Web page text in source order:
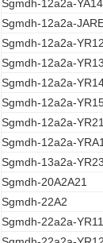
Sgmdh-12a2a-YA14
Sgmdh-12a2a-
Sgmdh-12a2a-YR12
Sgmdh-12a2a-YR13
Sgmdh-12a2a-
Sgmdh-12a2a-
Sgmdh-12a2a-YR21
Sgmdh-12a2a-YRA1
Sgmdh-13a2a-YR23
Sgmdh-20A2A21
Sgmdh-22A2
Sgmdh-22a2a-YR11